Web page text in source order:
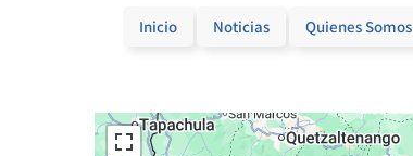
Inicio Noticias Quienes Somos